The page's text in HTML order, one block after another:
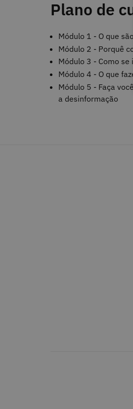
Plano de
Módulo 1 - O que
Módulo 2 - Porquê
Módulo 3 - Como
Módulo 4 - O que
Módulo 5 - Faça
a desinformação